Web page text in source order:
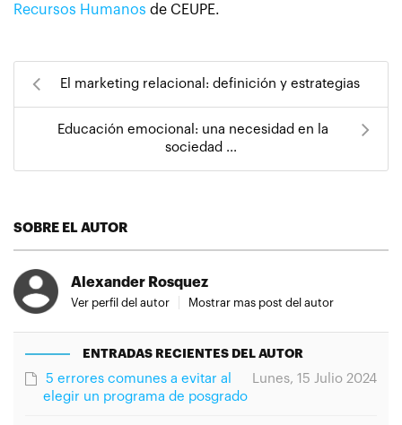
Recursos Humanos de CEUPE.
El marketing relacional: definición y estrategias
Educación emocional: una necesidad en la
sociedad ...
SOBRE EL AUTOR
Alexander Rosquez
Ver perfil del autor Mostrar mas post del autor
ENTRADAS RECIENTES DEL AUTOR
Lunes, 15 Julio 2024
5 errores comunes a evitar al
elegir un programa de posgrado